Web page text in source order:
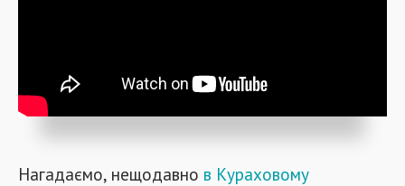
Нагадаємо, нещодавно в Кураховому